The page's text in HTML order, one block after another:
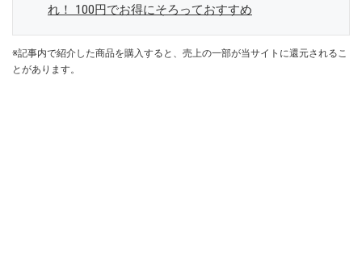
れ！ 100円でお得にそろっておすすめ
※記事内で紹介した商品を購入すると、売上の一部が当サイトに還元されるこ
とがあります。